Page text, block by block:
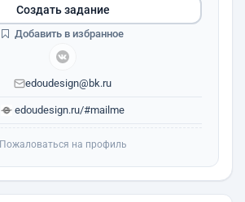
edoudesign@bk.ru
edoudesign.ru/#mailme
Создать задание
Добавить в избранное
Пожаловаться на профиль